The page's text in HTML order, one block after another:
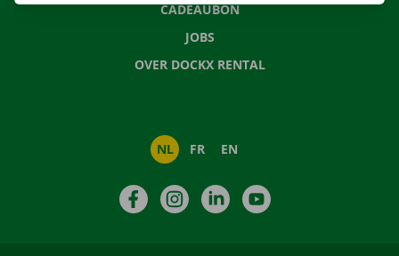
CADEAUBON
JOBS
OVER DOCKX RENTAL
NL FR EN
FacebookInstagramLinkedIn